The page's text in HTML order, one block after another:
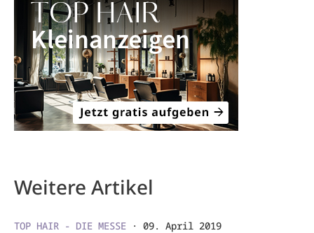
Weitere Artikel
TOP HAIR - DIE MESSE · 09. April 2019